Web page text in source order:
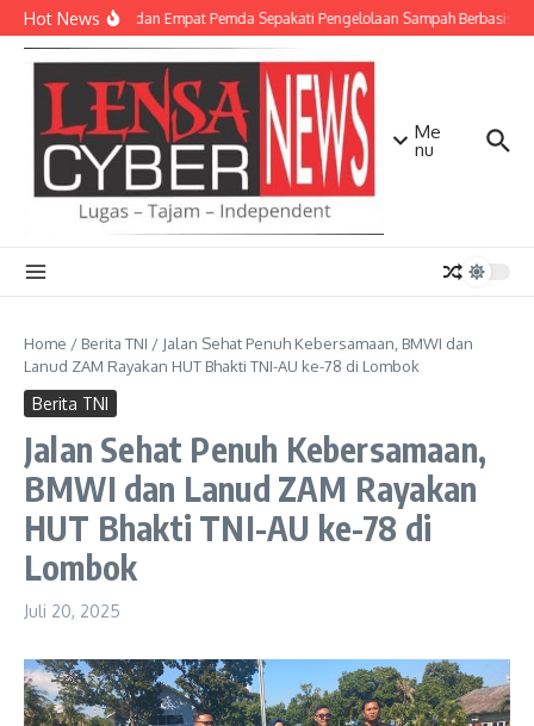
Lewati ke konten
Hot NewsTNI AD dan Empat Pemda Sepakati Pengelolaan Sampah Berbasis
Me
nu
Home / Berita TNI / Jalan Sehat Penuh Kebersamaan, BMWI dan
Lanud ZAM Rayakan HUT Bhakti TNI-AU ke-78 di Lombok
Berita TNI
Jalan Sehat Penuh Kebersamaan,
BMWI dan Lanud ZAM Rayakan
HUT Bhakti TNI-AU ke-78 di
Lombok
Juli 20, 2025